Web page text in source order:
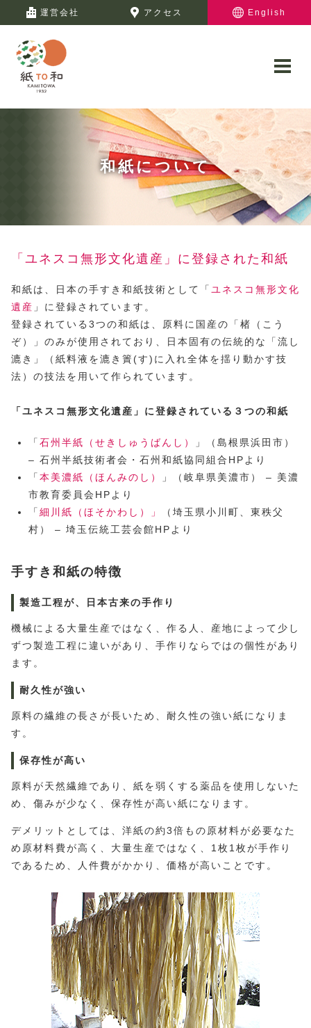
運営会社 アクセス English
和紙について
「ユネスコ無形文化遺産」に登録された和紙
和紙は、日本の手すき和紙技術として「 ユネスコ無形文化
遺産 」に登録されています。
登録されている3つの和紙は、原料に国産の「楮（こう
ぞ）」のみが使用されており、日本固有の伝統的な「流し
漉き」（紙料液を漉き簀(す)に入れ全体を揺り動かす技
法）の技法を用いて作られています。
「ユネスコ無形文化遺産」に登録されている３つの和紙
「石州半紙（せきしゅうばんし）
」（島根県浜田市）
– 石州半紙技術者会・石州和紙協同組合HPより
「本美濃紙（ほんみのし）
」（岐阜県美濃市） – 美濃
市教育委員会HPより
「細川紙（ほそかわし）」
（埼玉県小川町、東秩父
村） – 埼玉伝統工芸会館HPより
手すき和紙の特徴
製造工程が、日本古来の手作り
機械による大量生産ではなく、作る人、産地によって少し
ずつ製造工程に違いがあり、手作りならではの個性があり
ます。
耐久性が強い
原料の繊維の長さが長いため、耐久性の強い紙になりま
す。
保存性が高い
原料が天然繊維であり、紙を弱くする薬品を使用しないた
め、傷みが少なく、保存性が高い紙になります。
デメリットとしては、洋紙の約3倍もの原材料が必要なた
め原材料費が高く、大量生産ではなく、1枚1枚が手作り
であるため、人件費がかかり、価格が高いことです。